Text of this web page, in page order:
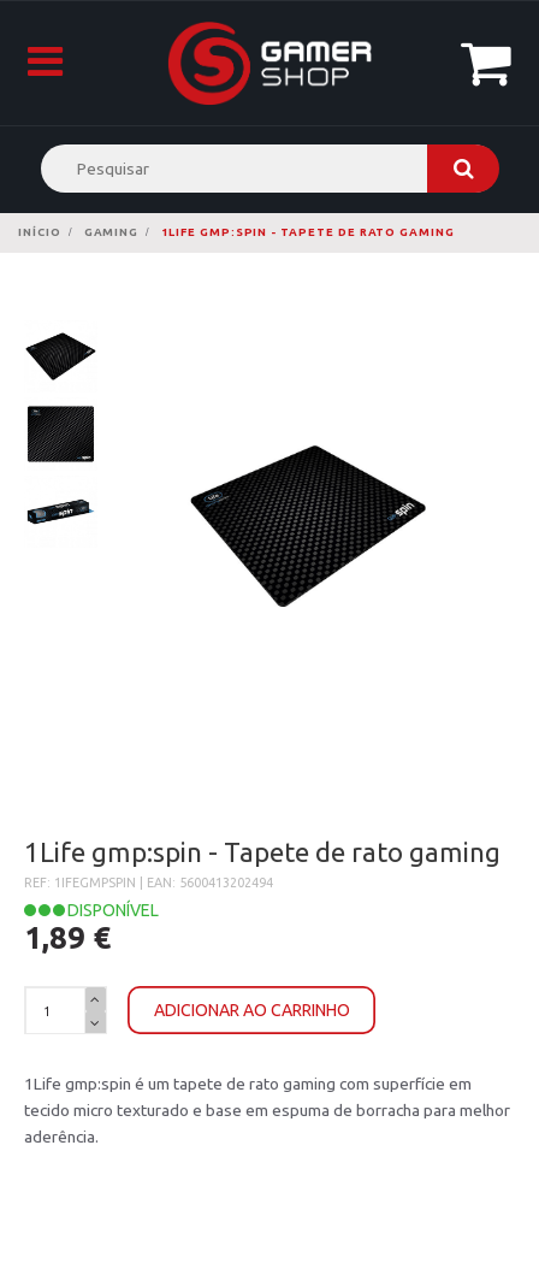
INÍCIO GAMING 1LIFE GMP:SPIN - TAPETE DE RATO GAMING
1Life gmp:spin - Tapete de rato gaming
REF: 1IFEGMPSPIN | EAN: 5600413202494
DISPONÍVEL
1,89 €
ADICIONAR AO CARRINHO
1Life gmp:spin é um tapete de rato gaming com superfície em
tecido micro texturado e base em espuma de borracha para melhor
aderência.